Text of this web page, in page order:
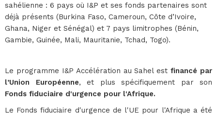
sahélienne : 6 pays où I&P et ses fonds partenaires sont
déjà présents (Burkina Faso, Cameroun, Côte d’Ivoire,
Ghana, Niger et Sénégal) et 7 pays limitrophes (Bénin,
Gambie, Guinée, Mali, Mauritanie, Tchad, Togo).
Le programme I&P Accélération au Sahel est financé par
l’Union Européenne, et plus spécifiquement par son
Fonds fiduciaire d'urgence pour l'Afrique.
Le Fonds fiduciaire d'urgence de l'UE pour l'Afrique a été